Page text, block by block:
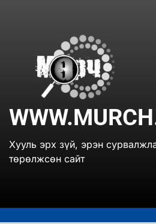
Хууль эрх зүй, эрэн
төрөлжсөн сайт